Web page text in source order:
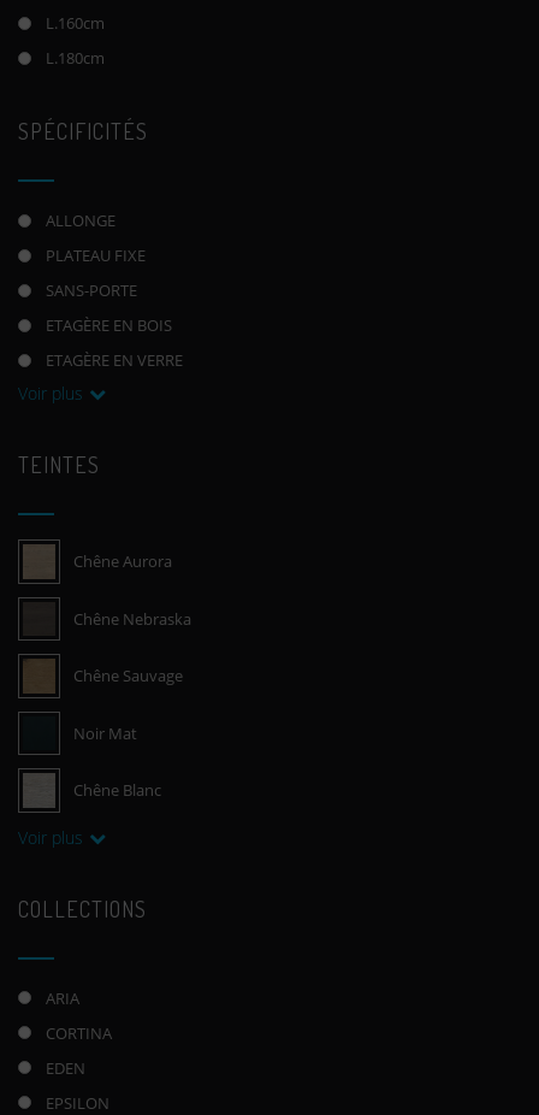
L.160cm
L.180cm
SPÉCIFICITÉS
ALLONGE
PLATEAU FIXE
SANS-PORTE
ETAGÈRE EN BOIS
ETAGÈRE EN VERRE
Voir plus
TEINTES
Chêne Aurora
Chêne Nebraska
Chêne Sauvage
Noir Mat
Chêne Blanc
Voir plus
COLLECTIONS
ARIA
CORTINA
EDEN
EPSILON